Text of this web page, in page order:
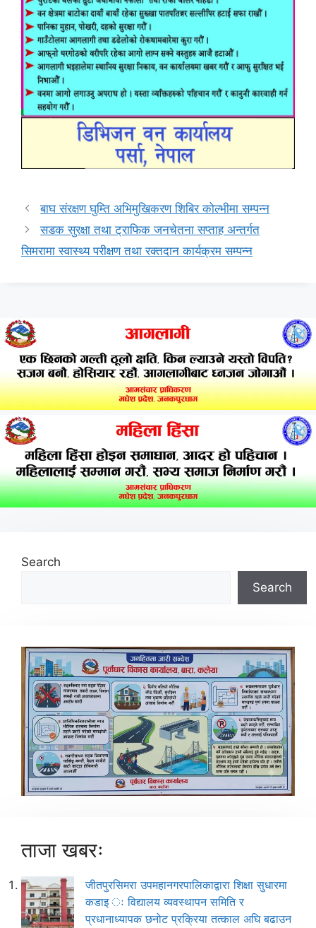
बाघ संरक्षण घुम्ति अभिमुखिकरण शिबिर कोल्भीमा सम्पन्न
सडक सुरक्षा तथा ट्राफिक जनचेतना सप्ताह अन्तर्गत
सिमरामा स्वास्थ्य परीक्षण तथा रक्तदान कार्यक्रम सम्पन्न
Search
Search
ताजा खबरः
जीतपुरसिमरा उपमहानगरपालिकाद्वारा शिक्षा सुधारमा
कडाइ ः विद्यालय व्यवस्थापन समिति र
प्रधानाध्यापक छनोट प्रक्रिया तत्काल अघि बढाउन